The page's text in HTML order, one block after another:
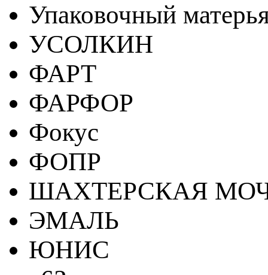
Упаковочный
УСОЛКИН
ФАРТ
ФАРФОР
Фокус
ФОПР
ШАХТЕРСКАЯ
ЭМАЛЬ
ЮНИС